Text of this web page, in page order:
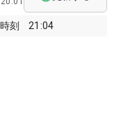
刻 21:04